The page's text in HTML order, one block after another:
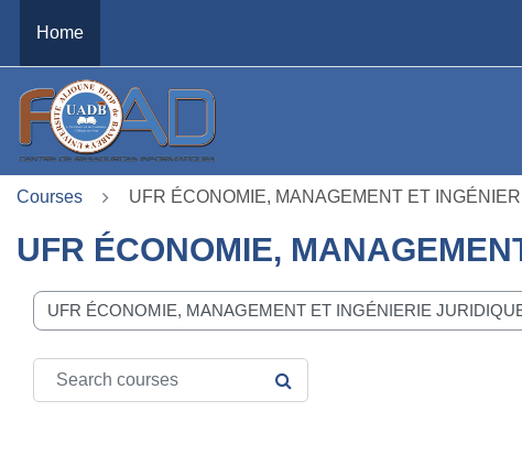
Home
Courses UFR ÉCONOMIE, MANAGEMENT ET
UFR ÉCONOMIE,
categories
Search courses
SEARCH COURSES